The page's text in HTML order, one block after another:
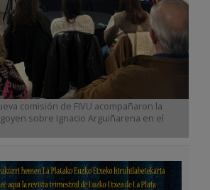
comisión de FIVU acompañaron la
sobre Ignacio Arguiñarena en el